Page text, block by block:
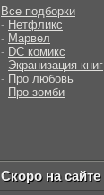
Все подборки
- Нетфликс
- Марвел
- DC комикс
- Экранизация книг
- Про любовь
- Про зомби
Скоро на сайте